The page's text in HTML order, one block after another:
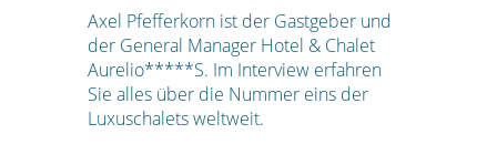
Axel Pfefferkorn ist der Gastgeber und
der General Manager Hotel & Chalet
Aurelio*****S. Im Interview erfahren
Sie alles über die Nummer eins der
Luxuschalets weltweit.